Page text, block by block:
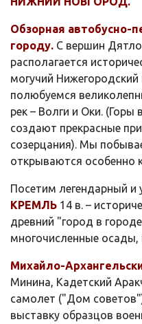
Обзорная автобусно-
городу. С вершин
располагается
могучий
полюбуемся
рек – Волги и Оки.
создают прекрасные
созерцания). Мы
открываются особенно
Посетим легендарный и
КРЕМЛЬ 14 в. –
древний "город в
многочисленные осады,
Михайло-
Минина, Кадетский
самолет ("Дом
выставку образцов